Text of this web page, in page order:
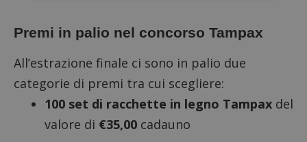
Premi in palio nel concorso Tampax
All’estrazione finale ci sono in palio due
categorie di premi tra cui scegliere:
100 set di racchette in legno Tampax del
valore di €35,00 cadauno